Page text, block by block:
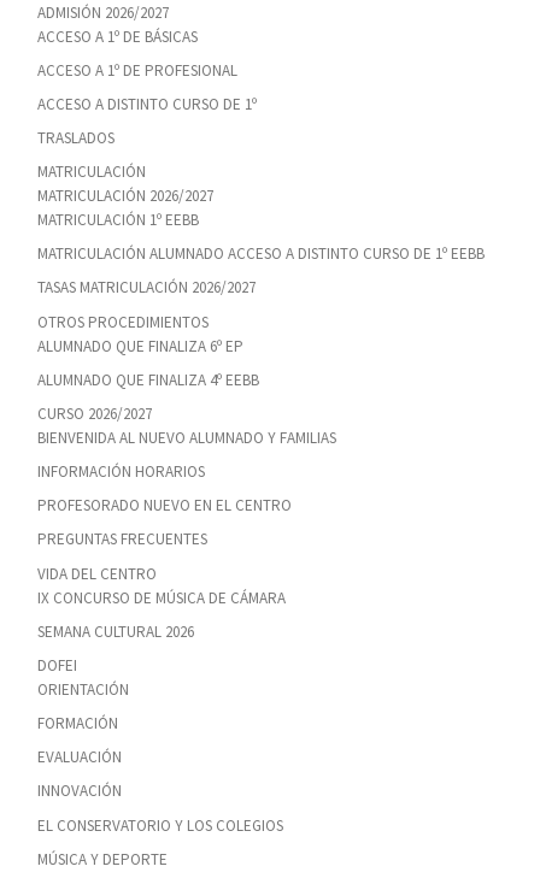
ADMISIÓN 2026/2027
ACCESO A 1º DE BÁSICAS
ACCESO A 1º DE PROFESIONAL
ACCESO A DISTINTO CURSO DE 1º
TRASLADOS
MATRICULACIÓN
MATRICULACIÓN 2026/2027
MATRICULACIÓN 1º EEBB
MATRICULACIÓN ALUMNADO ACCESO A DISTINTO CURSO DE 1º EEBB
TASAS MATRICULACIÓN 2026/2027
OTROS PROCEDIMIENTOS
ALUMNADO QUE FINALIZA 6º EP
ALUMNADO QUE FINALIZA 4º EEBB
CURSO 2026/2027
BIENVENIDA AL NUEVO ALUMNADO Y FAMILIAS
INFORMACIÓN HORARIOS
PROFESORADO NUEVO EN EL CENTRO
PREGUNTAS FRECUENTES
VIDA DEL CENTRO
IX CONCURSO DE MÚSICA DE CÁMARA
SEMANA CULTURAL 2026
DOFEI
ORIENTACIÓN
FORMACIÓN
EVALUACIÓN
INNOVACIÓN
EL CONSERVATORIO Y LOS COLEGIOS
MÚSICA Y DEPORTE